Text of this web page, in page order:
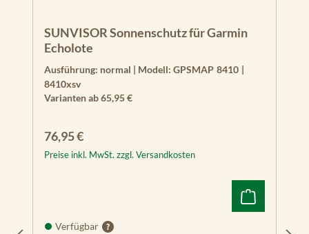
SUNVISOR Sonnenschutz für Garmin
Echolote
Ausführung: normal | Modell: GPSMAP 8410 |
8410xsv
Varianten ab65,95 €
Regulärer Preis:
76,95 €
Preise inkl. MwSt. zzgl. Versandkosten
Verfügbar